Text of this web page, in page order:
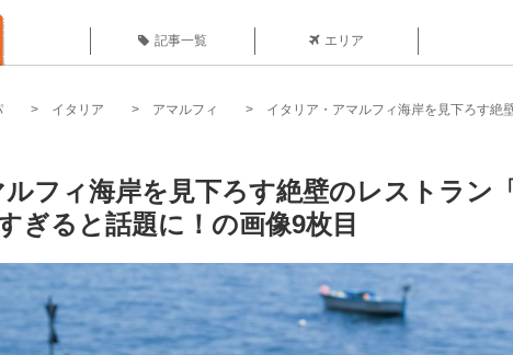
記事一覧 エリア
イタリア アマルフィ イタリア・アマルフィ海岸を見下ろす絶
フィ海岸を見下ろす絶壁のレストラン
ぎると話題に！の画像9枚目